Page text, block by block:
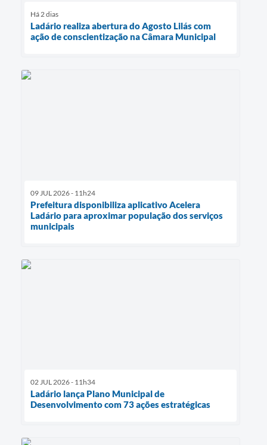
Há 2 dias
Ladário realiza abertura do Agosto Lilás com
ação de conscientização na Câmara Municipal
09 JUL 2026 - 11h24
Prefeitura disponibiliza aplicativo Acelera
Ladário para aproximar população dos serviços
municipais
02 JUL 2026 - 11h34
Ladário lança Plano Municipal de
Desenvolvimento com 73 ações estratégicas